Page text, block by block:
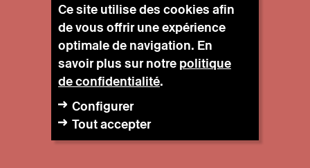
Ce site utilise des cookies afin
de vous offrir une expérience
optimale de navigation. En
savoir plus sur notre politique
de confidentialité.
Configurer
Tout accepter